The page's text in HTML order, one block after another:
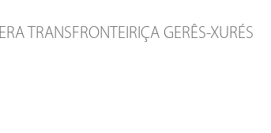
TRANSFRONTEIRIÇA GERÊS-XURÉS